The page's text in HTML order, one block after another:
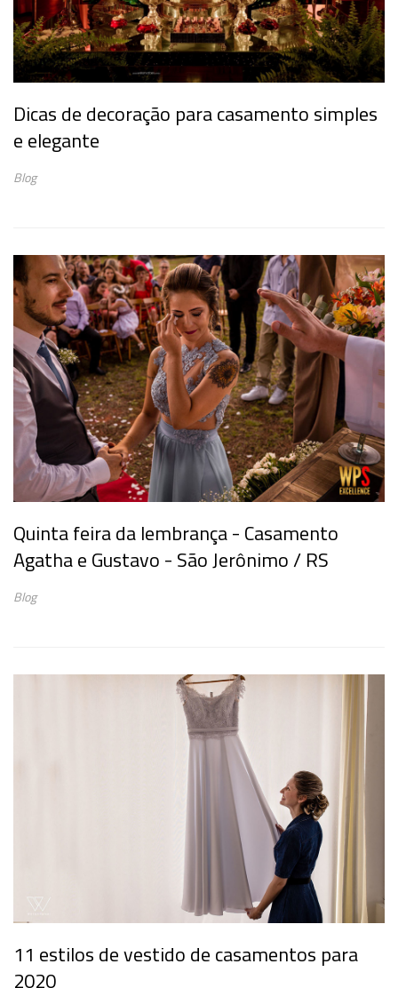
Dicas de decoração para casamento simples
e elegante
Blog
Quinta feira da lembrança - Casamento
Agatha e Gustavo - São Jerônimo / RS
Blog
11 estilos de vestido de casamentos para
2020